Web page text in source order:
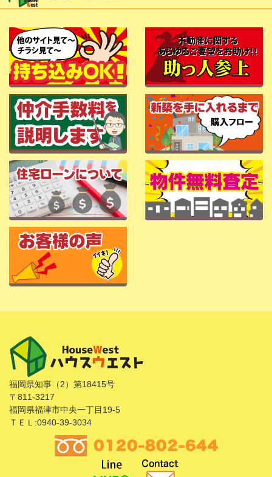
福岡県知事（2）第18415号
〒811-3217
福岡県福津市中央一丁目19-5
ＴＥＬ:0940-39-3034